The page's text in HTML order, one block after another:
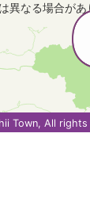
異なる場合があ
Town, All rights